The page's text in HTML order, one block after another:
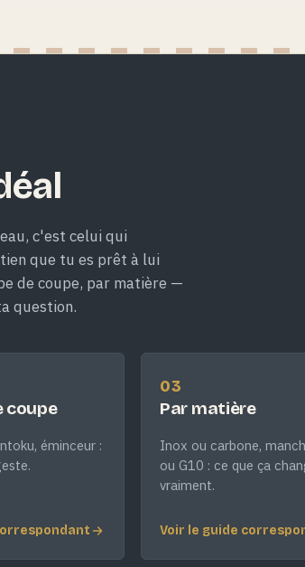
c'est celui qui
que tu es prêt à lui
de coupe, par matière —
question.
coupe
éminceur :
03
Par matière
Inox ou carbone,
ou G10 : ce que ça
vraiment.
Voir le guide